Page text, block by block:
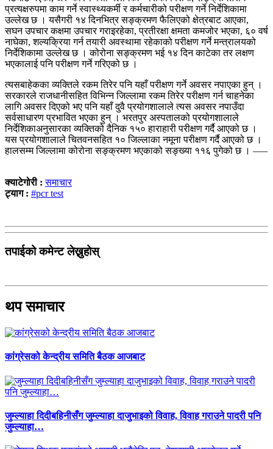
प्रत्यक्षरुपमा काम गर्ने स्वास्थ्यकर्मी र कर्मचारीको परीक्षण गर्ने निर्देशिकामा
उल्लेख छ । यसैगरी १४ दिनभित्र सङ्क्रमण फैलिएको क्षेत्रबाट आएका,
सघन उपचार कक्षमा उपचार गराइरहेका, प्रतीरक्षा क्षमता कमजोर भएका, ६० वर्ष
नाघेका, शल्यक्रिया गर्न तयारी अवस्थामा रहेकाको परीक्षण गर्ने मन्त्रालयको
निर्देशिकामा उल्लेख छ । कोरोना सङ्क्रमण भई १४ दिन काटेका तर लक्षण
भएकालाई पनि परीक्षण गर्ने गरिएको छ ।
त्यसबाहेकका व्यक्तिले रकम तिरेर पनि यहाँ परीक्षण गर्ने अवसर नपाएका हुन् ।
सरकारले राजधानीसहित विभिन्न जिल्लामा रकम तिरेर परीक्षण गर्न चाहनेका
लागि अवसर दिएको भए पनि यहाँ दुवै प्रयोगशालाले त्यस अवसर नपाउँदा
सर्वसाधारण प्रभावित भएका हुन् । भरतपुर अस्पतालको प्रयोगशालाले
निर्देशिकाअनुसारका व्यक्तिको दैनिक १५० हाराहारी परीक्षण गर्दै आएको छ ।
यस प्रयोगशालाले चितवनसहित १० जिल्लाका नमूना परीक्षण गर्दै आएको छ ।
हालसम्म जिल्लामा कोरोना सङ्क्रमण भएकाको सङ्ख्या ११६ पुगेको छ । –––
क्याटेगोरी :समाचार
ट्याग : #pcr test
तपाईको कमेन्ट लेख्नुहोस्
थप समाचार
कांग्रेसको केन्द्रीय समिति बैठक आजबाट
जुम्ल्याहा दिदीबहिनीसँग जुम्ल्याहा दाजुभाइको विवाह, विवाह गराउने पादरी पनि
जुम्ल्याहा…